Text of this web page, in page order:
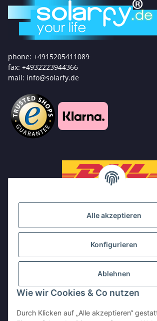
Alle akzeptieren
Konfigurieren
Ablehnen
Wie wir Cookies & Co nutzen
Durch Klicken auf „Alle akzeptieren“
phone: +4915205411089
fax: +4932223944366
mail: info@solarfy.de